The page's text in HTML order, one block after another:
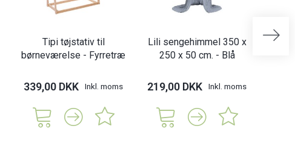
Tipi tøjstativ til
børneværelse - Fyrretræ
339,00 DKK Inkl. moms
Lili sengehimmel 350 x
250 x 50 cm. - Blå
219,00 DKK Inkl. moms
Lili